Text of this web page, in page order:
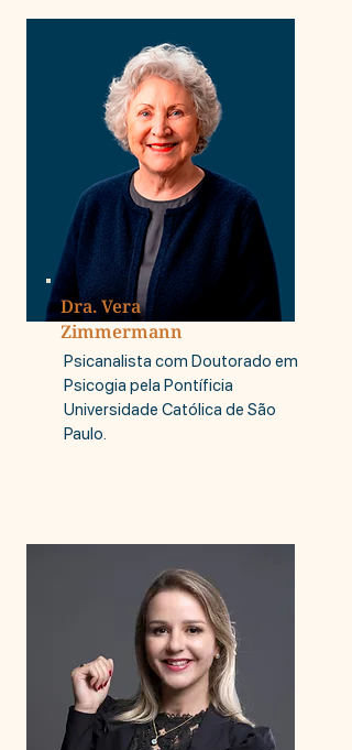
Dra. Vera
Zimmermann
Psicanalista com Doutorado em
Psicogia pela Pontíficia
Universidade Católica de São
Paulo.